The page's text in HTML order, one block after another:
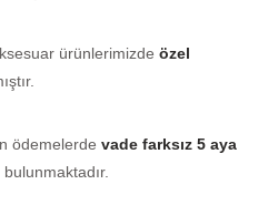
ürünlerimizde özel
ödemelerde vade farksız 5 aya
bulunmaktadır.